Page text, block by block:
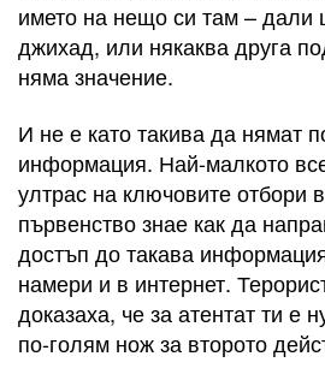
името на нещо си там – дали
джихад, или някаква друга
няма значение.
И не е като такива да нямат
информация. Най-малкото
ултрас на ключовите отбори
първенство знае как да
достъп до такава
намери и в интернет.
доказаха, че за атентат ти е
по-голям нож за второто